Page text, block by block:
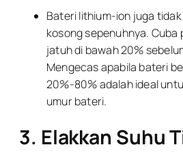
Bateri lithium-ion juga
kosong sepenuhnya.
jatuh di bawah 20%
Mengecas apabila bateri
20%-80% adalah ideal
umur bateri.
3. Elakkan Suhu